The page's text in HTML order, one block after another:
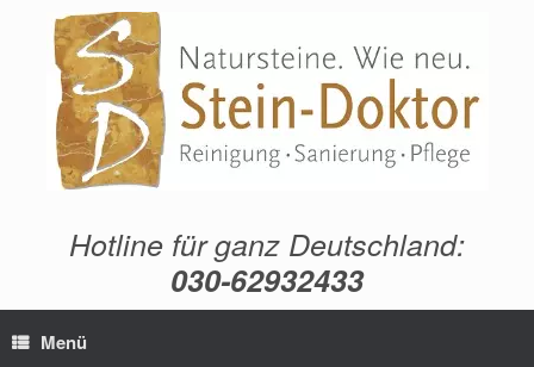
springen
Hotline für ganz Deutschland:
030-62932433
Menü